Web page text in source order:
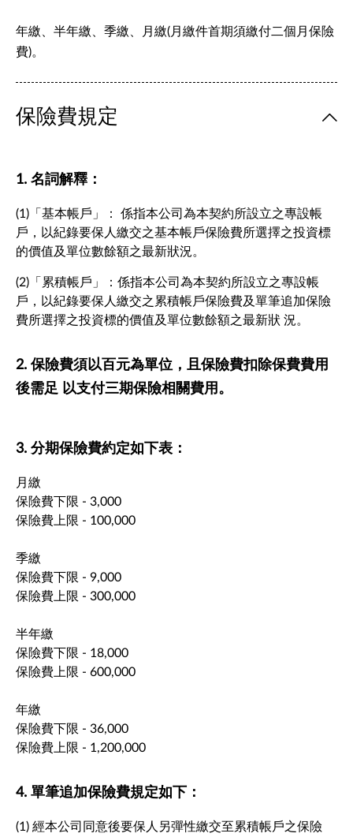
年繳、半年繳、季繳、月繳(月繳件首期須繳付二個月保險
費)。
保險費規定
1. 名詞解釋：
(1)「基本帳戶」： 係指本公司為本契約所設立之專設帳
戶，以紀錄要保人繳交之基本帳戶保險費所選擇之投資標
的價值及單位數餘額之最新狀況。
(2)「累積帳戶」：係指本公司為本契約所設立之專設帳
戶，以紀錄要保人繳交之累積帳戶保險費及單筆追加保險
費所選擇之投資標的價值及單位數餘額之最新狀 況。
2. 保險費須以百元為單位，且保險費扣除保費費用
後需足 以支付三期保險相關費用。
3. 分期保險費約定如下表：
月繳
保險費下限 - 3,000
保險費上限 - 100,000
季繳
保險費下限 - 9,000
保險費上限 - 300,000
半年繳
保險費下限 - 18,000
保險費上限 - 600,000
年繳
保險費下限 - 36,000
保險費上限 - 1,200,000
4. 單筆追加保險費規定如下：
(1) 經本公司同意後要保人另彈性繳交至累積帳戶之保險